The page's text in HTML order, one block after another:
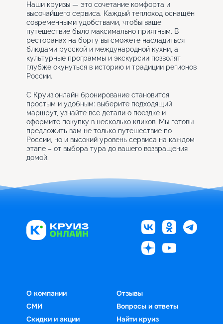
Наши круизы — это сочетание комфорта и
высочайшего сервиса. Каждый теплоход оснащён
современными удобствами, чтобы ваше
путешествие было максимально приятным. В
ресторанах на борту вы сможете насладиться
блюдами русской и международной кухни, а
культурные программы и экскурсии позволят
глубже окунуться в историю и традиции регионов
России.
С Круиз.онлайн бронирование становится
простым и удобным: выберите подходящий
маршрут, узнайте все детали о поездке и
оформите покупку в несколько кликов. Мы готовы
предложить вам не только путешествие по
России, но и высокий уровень сервиса на каждом
этапе – от выбора тура до вашего возвращения
домой.
О компании
СМИ
Скидки и акции
Отзывы
Вопросы и ответы
Найти круиз